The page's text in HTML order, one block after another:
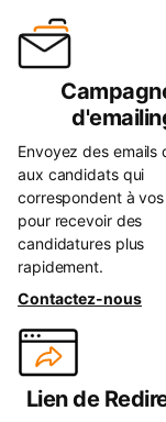
Envoyez des emails
aux candidats qui
correspondent à
pour recevoir des
candidatures plus
rapidement.
Contactez-nous
Lien de